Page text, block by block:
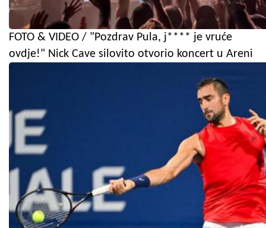
FOTO & VIDEO / "Pozdrav Pula, j**** je vruće
ovdje!" Nick Cave silovito otvorio koncert u Areni